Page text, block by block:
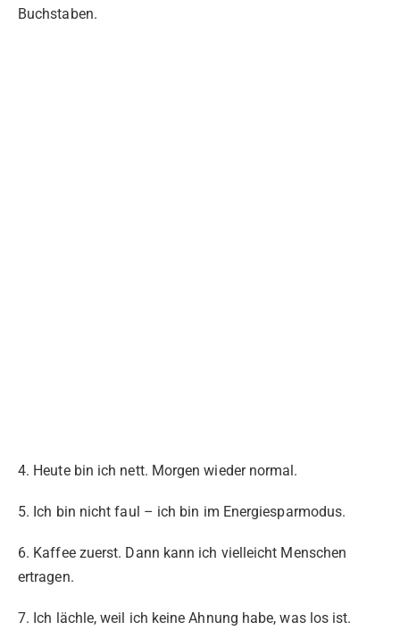
Buchstaben.
4. Heute bin ich nett. Morgen wieder normal.
5. Ich bin nicht faul – ich bin im Energiesparmodus.
6. Kaffee zuerst. Dann kann ich vielleicht Menschen
ertragen.
7. Ich lächle, weil ich keine Ahnung habe, was los ist.